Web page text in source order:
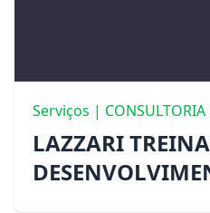
Serviços | CONSULTORIA
LAZZARI